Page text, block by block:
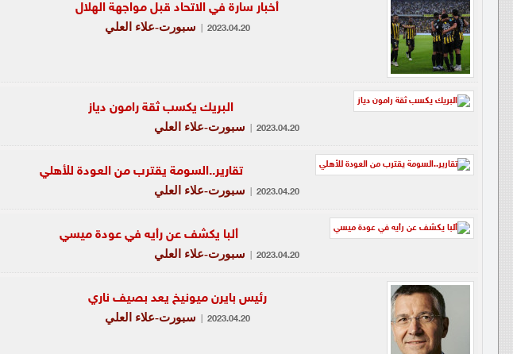
أخبار سارة في الاتحاد قبل مواجهة الهلال
2023.04.20 سبورت-علاء العلي
البريك يكسب ثقة رامون دياز
2023.04.20 سبورت-علاء العلي
تقارير..السومة يقترب من العودة للأهلي
2023.04.20 سبورت-علاء العلي
ألبا يكشف عن رأيه في عودة ميسي
2023.04.20 سبورت-علاء العلي
رئيس بايرن ميونيخ يعد بصيف ناري
2023.04.20 سبورت-علاء العلي